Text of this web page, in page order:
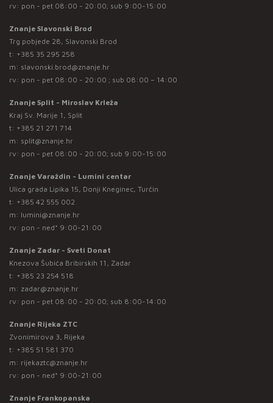
rv: pon - pet 08:00 - 20:00; sub 9:00-15:00
Znanje Slavonski Brod
Trg pobjede 28, Slavonski Brod
t: +385 35 295 258
m: slavonski.brod@znanje.hr
rv: pon - pet 08:00 - 20:00 ; sub 08:00 – 14:00
Znanje Split - Miroslav Krleža
Kraj Sv. Marije 1, Split
t: +385 21 271 714
m: split@znanje.hr
rv: pon - pet 08:00 - 20:00; sub 9:00-15:00
Znanje Varaždin - Lumini centar
Ulica grada Lipika 15, Donji Kneginec, Turčin
t: +385 42 555 002
m: lumini@znanje.hr
rv: pon - ned* 9:00-21:00
Znanje Zadar - Sveti Donat
Knezova Šubića Bribirskih 11, Zadar
t: +385 23 254 518
m: zadar@znanje.hr
rv: pon - pet 08:00 - 20:00; sub 8:00-14:00
Znanje Rijeka ZTC
Zvonimirova 3, Rijeka
t: +385 51 581 370
m: rijekaztc@znanje.hr
rv: pon - ned* 9:00-21:00
Znanje Frankopanska